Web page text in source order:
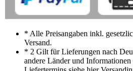
* Alle Preisangaben inkl.
Versand.
* 2 Gilt für Lieferungen nach
andere Länder und